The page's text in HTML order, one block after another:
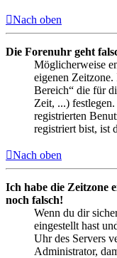
Nach oben
Die Forenuhr geht
Möglicherweise
eigenen
Bereich“ die für
Zeit, ...)
registrierten
registriert bist, ist
Nach oben
Ich habe die Zeitzone
noch falsch!
Wenn du dir
eingestellt hast
Uhr des Servers
Administrator,